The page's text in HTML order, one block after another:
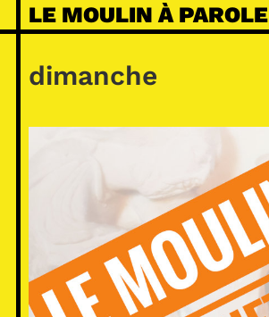
Skip
to
content
LE MOULIN À PAROLE
dimanche